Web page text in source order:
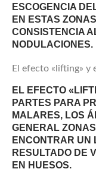
ESCOGENCIA
EN ESTAS
CONSISTENCIA
NODULACIONES.
El efecto «lifting» y
EL EFECTO
PARTES PARA
MALARES, LOS
GENERAL
ENCONTRAR UN
RESULTADO DE
EN HUESOS.